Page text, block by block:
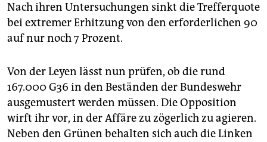
Nach ihren Untersuchungen sinkt die Trefferquote
bei extremer Erhitzung von den erforderlichen 90
auf nur noch 7 Prozent.
Von der Leyen lässt nun prüfen, ob die rund
167.000 G36 in den Beständen der Bundeswehr
ausgemustert werden müssen. Die Opposition
wirft ihr vor, in der Affäre zu zögerlich zu agieren.
Neben den Grünen behalten sich auch die Linken